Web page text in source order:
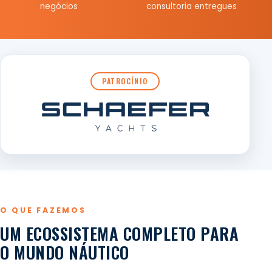
negócios
consultoria entregues
PATROCÍNIO
O QUE FAZEMOS
UM ECOSSISTEMA COMPLETO PARA
O MUNDO NÁUTICO